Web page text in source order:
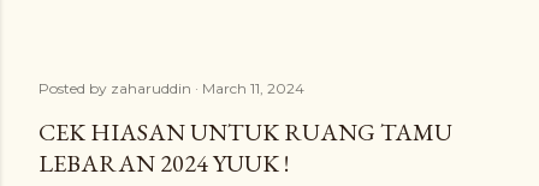
Posted by zaharuddin March 11, 2024
CEK HIASAN UNTUK RUANG TAMU
LEBARAN 2024 YUUK !